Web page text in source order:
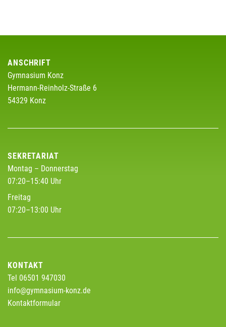
ANSCHRIFT
Gymnasium Konz
Hermann-Reinholz-Straße 6
54329 Konz
SEKRETARIAT
Montag – Donnerstag
07:20–15:40 Uhr
Freitag
07:20–13:00 Uhr
KONTAKT
Tel 06501 947030
info@gymnasium-konz.de
Kontaktformular